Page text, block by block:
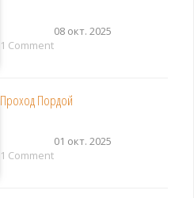
08 окт. 2025
1 Comment
Проход Пордой
01 окт. 2025
1 Comment